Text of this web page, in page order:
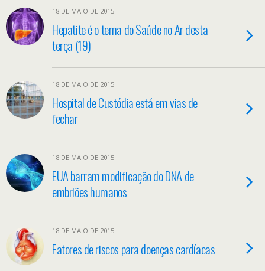
18 DE MAIO DE 2015
Hepatite é o tema do Saúde no Ar desta
terça (19)
18 DE MAIO DE 2015
Hospital de Custódia está em vias de
fechar
18 DE MAIO DE 2015
EUA barram modificação do DNA de
embriões humanos
18 DE MAIO DE 2015
Fatores de riscos para doenças cardíacas